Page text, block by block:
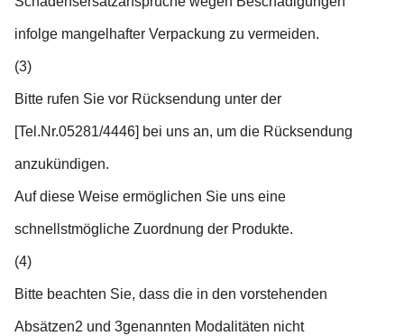
infolge mangelhafter Verpackung zu vermeiden.
(3)
Bitte rufen Sie vor Rücksendung unter der
[Tel.Nr.05281/4446] bei uns an, um die Rücksendung
anzukündigen.
Auf diese Weise ermöglichen Sie uns eine
schnellstmögliche Zuordnung der Produkte.
(4)
Bitte beachten Sie, dass die in den vorstehenden
Absätzen2 und 3genannten Modalitäten nicht